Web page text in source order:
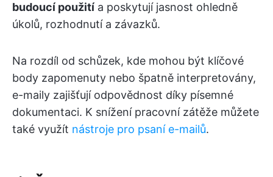
budoucí použití a poskytují jasnost ohledně
úkolů, rozhodnutí a závazků.
Na rozdíl od schůzek, kde mohou být klíčové
body zapomenuty nebo špatně interpretovány,
e-maily zajišťují odpovědnost díky písemné
dokumentaci. K snížení pracovní zátěže můžete
také využít nástroje pro psaní e-mailů.